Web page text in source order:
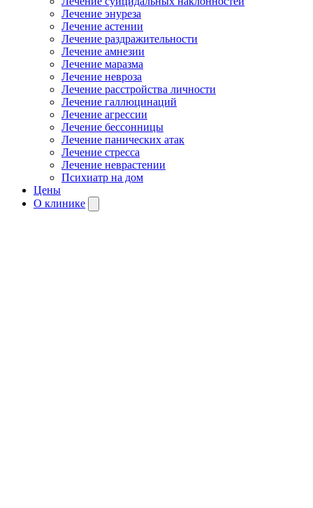
Лечение энуреза
Лечение астении
Лечение раздражительности
Лечение амнезии
Лечение маразма
Лечение невроза
Лечение расстройства личности
Лечение галлюцинаций
Лечение агрессии
Лечение бессонницы
Лечение панических атак
Лечение стресса
Лечение неврастении
Психиатр на дом
Цены
О клинике